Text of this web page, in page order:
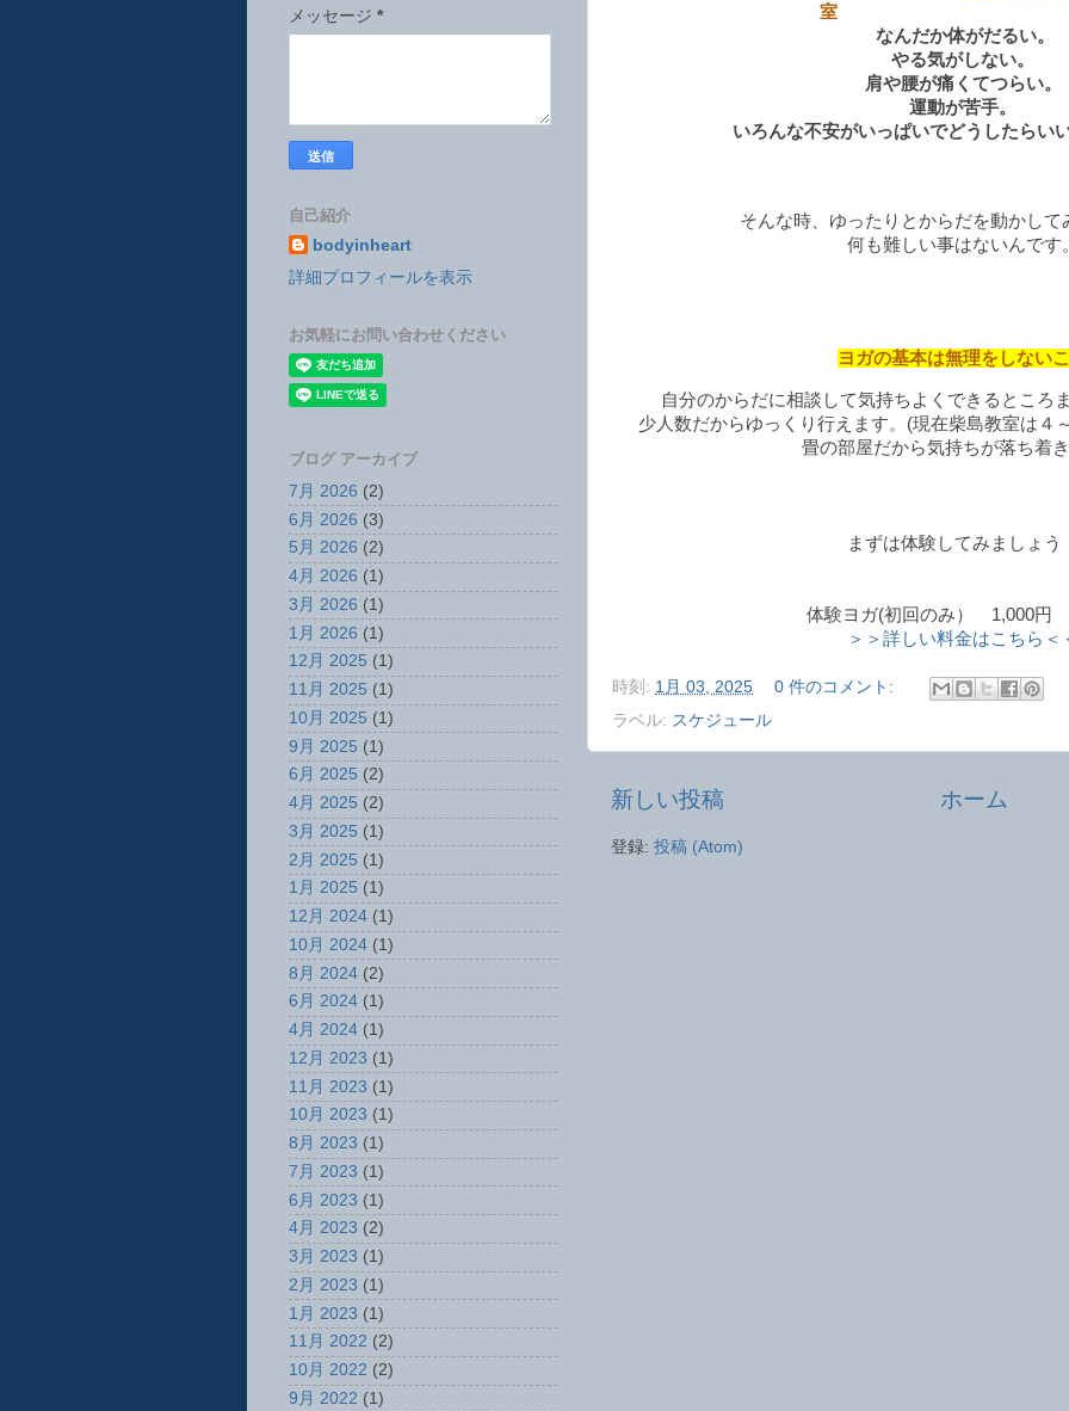
室
なんだか体がだるい。
やる気がしない。
肩や腰が痛くてつらい。
運動が苦手。
いろんな不安がいっぱいでどうしたらい
そんな時、ゆったりとからだを動かして
何も難しい事はないんです
ヨガの基本は無理をしない
自分のからだに相談して気持ちよくできるところ
少人数だからゆっくり行えます。(現在柴島教室は４
畳の部屋だから気持ちが落ち着
まずは体験してみましょう
体験ヨガ(初回のみ） 1,000円
＞＞詳しい料金はこちら＜
時刻: 1月 03, 2025
0 件のコメント:
ラベル: スケジュール
新しい投稿 ホーム
登録: 投稿 (Atom)
メッセージ *
自己紹介
bodyinheart
詳細プロフィールを表示
お気軽にお問い合わせください
ブログ アーカイブ
7月 2026 (2)
6月 2026 (3)
5月 2026 (2)
4月 2026 (1)
3月 2026 (1)
1月 2026 (1)
12月 2025 (1)
11月 2025 (1)
10月 2025 (1)
9月 2025 (1)
6月 2025 (2)
4月 2025 (2)
3月 2025 (1)
2月 2025 (1)
1月 2025 (1)
12月 2024 (1)
10月 2024 (1)
8月 2024 (2)
6月 2024 (1)
4月 2024 (1)
12月 2023 (1)
11月 2023 (1)
10月 2023 (1)
8月 2023 (1)
7月 2023 (1)
6月 2023 (1)
4月 2023 (2)
3月 2023 (1)
2月 2023 (1)
1月 2023 (1)
11月 2022 (2)
10月 2022 (2)
9月 2022 (1)